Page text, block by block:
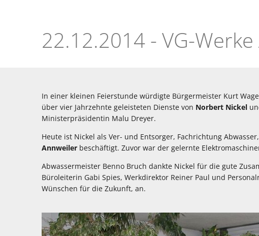
Dienstjubiläum
NickelIn einer kleinen Feierstunde würdigte Bürgermeister Kurt
über vier Jahrzehnte geleisteten Dienste von Norbert Nickel
Ministerpräsidentin Malu Dreyer.
Heute ist Nickel als Ver- und Entsorger, Fachrichtung
Annweiler beschäftigt. Zuvor war der gelernte
Abwassermeister Benno Bruch dankte Nickel für die gute
Büroleiterin Gabi Spies, Werkdirektor Reiner Paul und
Wünschen für die Zukunft, an.